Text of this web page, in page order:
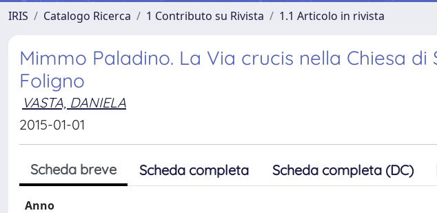
IRIS Catalogo Ricerca 1 Contributo su Rivista 1.1 Articolo in rivista
Mimmo Paladino. La Via crucis nella Chiesa di
Foligno
VASTA, DANIELA
2015-01-01
Scheda breve Scheda completa Scheda completa (DC)
Anno